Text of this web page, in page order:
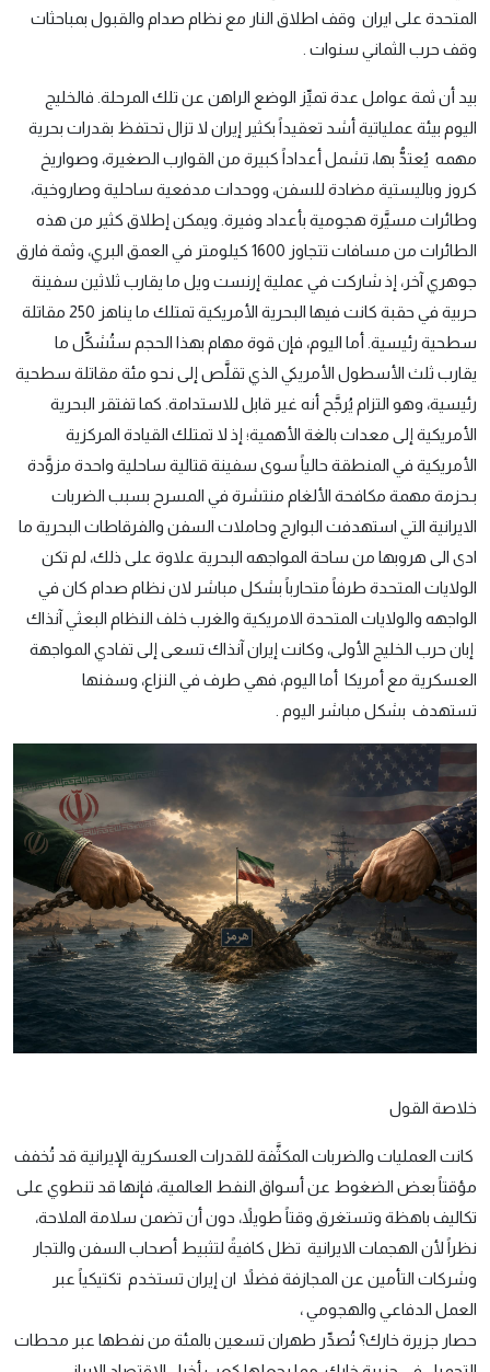
المتحدة على ايران وقف اطلاق النار مع نظام صدام والقبول بمباحثات
وقف حرب الثماني سنوات .
بيد أن ثمة عوامل عدة تميِّز الوضع الراهن عن تلك المرحلة. فالخليج
اليوم بيئة عملياتية أشد تعقيداً بكثير إيران لا تزال تحتفظ بقدرات بحرية
مهمه يُعتدُّ بها، تشمل أعداداً كبيرة من القوارب الصغيرة، وصواريخ
كروز وباليستية مضادة للسفن، ووحدات مدفعية ساحلية وصاروخية،
وطائرات مسيَّرة هجومية بأعداد وفيرة. ويمكن إطلاق كثير من هذه
الطائرات من مسافات تتجاوز 1600 كيلومتر في العمق البري، وثمة فارق
جوهري آخر، إذ شاركت في عملية إرنست ويل ما يقارب ثلاثين سفينة
حربية في حقبة كانت فيها البحرية الأمريكية تمتلك ما يناهز 250 مقاتلة
سطحية رئيسية. أما اليوم، فإن قوة مهام بهذا الحجم ستُشكِّل ما
يقارب ثلث الأسطول الأمريكي الذي تقلَّص إلى نحو مئة مقاتلة سطحية
رئيسية، وهو التزام يُرجَّح أنه غير قابل للاستدامة. كما تفتقر البحرية
الأمريكية إلى معدات بالغة الأهمية؛ إذ لا تمتلك القيادة المركزية
الأمريكية في المنطقة حالياً سوى سفينة قتالية ساحلية واحدة مزوَّدة
بـحزمة مهمة مكافحة الألغام منتشرة في المسرح بسبب الضربات
الايرانية التي استهدفت البوارج وحاملات السفن والفرقاطات البحرية ما
ادى الى هروبها من ساحة المواجهه البحرية علاوة على ذلك، لم تكن
الولايات المتحدة طرفاً متحارباً بشكل مباشر لان نظام صدام كان في
الواجهه والولايات المتحدة الامريكية والغرب خلف النظام البعثي آنذاك
إبان حرب الخليج الأولى، وكانت إيران آنذاك تسعى إلى تفادي المواجهة
العسكرية مع أمريكا أما اليوم، فهي طرف في النزاع، وسفنها
تستهدف بشكل مباشر اليوم .
خلاصة القول
كانت العمليات والضربات المكثَّفة للقدرات العسكرية الإيرانية قد تُخفف
مؤقتاً بعض الضغوط عن أسواق النفط العالمية، فإنها قد تنطوي على
تكاليف باهظة وتستغرق وقتاً طويلاً، دون أن تضمن سلامة الملاحة،
نظراً لأن الهجمات الايرانية تظل كافيةً لتثبيط أصحاب السفن والتجار
وشركات التأمين عن المجازفة فضلاً ان إيران تستخدم تكتيكياً عبر
العمل الدفاعي والهجومي ،
حصار جزيرة خارك؟ تُصدِّر طهران تسعين بالمئة من نفطها عبر محطات